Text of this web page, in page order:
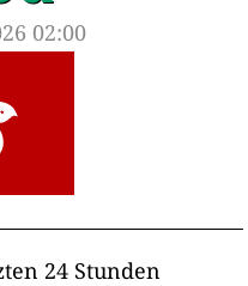
02:00
24 Stunden